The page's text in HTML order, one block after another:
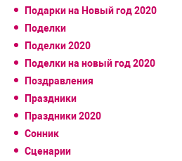
Подарки на Новый год 2020
Поделки
Поделки 2020
Поделки на новый год 2020
Поздравления
Праздники
Праздники 2020
Сонник
Сценарии